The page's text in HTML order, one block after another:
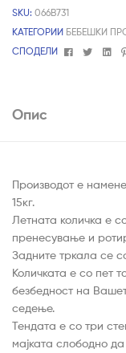
SKU: 066B731
КАТЕГОРИИ БЕБЕШКИ
СПОДЕЛИ
FacebookTwitter
Опис
Производот е
15кг.
Летната количка е
пренесување и
Задните тркала се
Количката е со пет
безбедност на
седење.
Тендата е со три
мајката слободно